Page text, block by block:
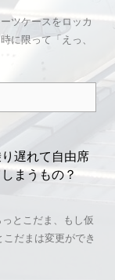
ツケースをロッカ
に限って「えっ、
遅れて自由席
まうもの？
とこだま、もし仮
だまは変更ができ